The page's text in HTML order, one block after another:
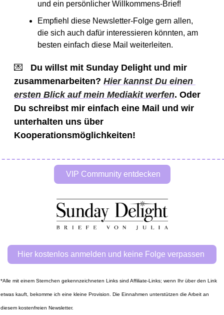
und ein persönlicher Willkommens-Brief!
Empfiehl diese Newsletter-Folge gern allen,
die sich auch dafür interessieren könnten, am
besten einfach diese Mail weiterleiten.
💌
Du willst mit Sunday Delight und mir
zusammenarbeiten? Hier kannst Du einen
ersten Blick auf mein Mediakit werfen. Oder
Du schreibst mir einfach eine Mail und wir
unterhalten uns über
Kooperationsmöglichkeiten!
VIP Community entdecken
Hier kostenlos anmelden und keine Folge verpassen
*Alle mit einem Sternchen gekennzeichneten Links sind Affiliate-Links; wenn Ihr über den Link
etwas kauft, bekomme ich eine kleine Provision. Die Einnahmen unterstützen die Arbeit an
diesem kostenfreien Newsletter.